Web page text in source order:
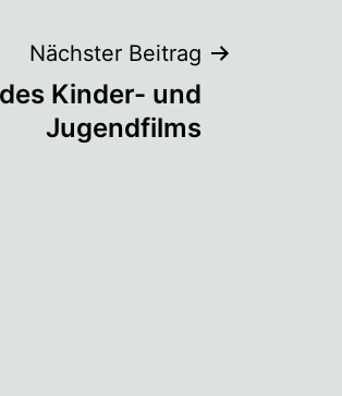
Nächster Beitrag
Kinder- und
Jugendfilms